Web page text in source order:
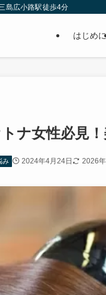
島広小路駅徒歩4分
はじめに
ナ女性必見
み 2024年4月24日 2026